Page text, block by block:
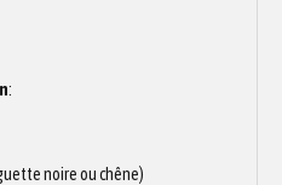
:
noire ou chêne)